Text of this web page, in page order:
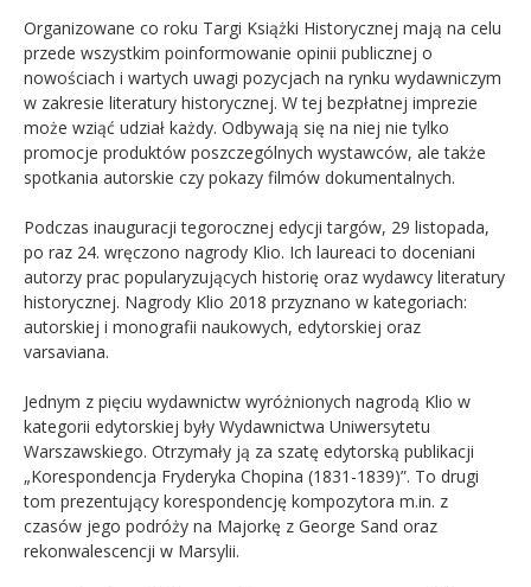
Organizowane co roku Targi Książki Historycznej mają na celu
przede wszystkim poinformowanie opinii publicznej o
nowościach i wartych uwagi pozycjach na rynku wydawniczym
w zakresie literatury historycznej. W tej bezpłatnej imprezie
może wziąć udział każdy. Odbywają się na niej nie tylko
promocje produktów poszczególnych wystawców, ale także
spotkania autorskie czy pokazy filmów dokumentalnych.
Podczas inauguracji tegorocznej edycji targów, 29 listopada,
po raz 24. wręczono nagrody Klio. Ich laureaci to doceniani
autorzy prac popularyzujących historię oraz wydawcy literatury
historycznej. Nagrody Klio 2018 przyznano w kategoriach:
autorskiej i monografii naukowych, edytorskiej oraz
varsaviana.
Jednym z pięciu wydawnictw wyróżnionych nagrodą Klio w
kategorii edytorskiej były Wydawnictwa Uniwersytetu
Warszawskiego. Otrzymały ją za szatę edytorską publikacji
„Korespondencja Fryderyka Chopina (1831-1839)”. To drugi
tom prezentujący korespondencję kompozytora m.in. z
czasów jego podróży na Majorkę z George Sand oraz
rekonwalescencji w Marsylii.